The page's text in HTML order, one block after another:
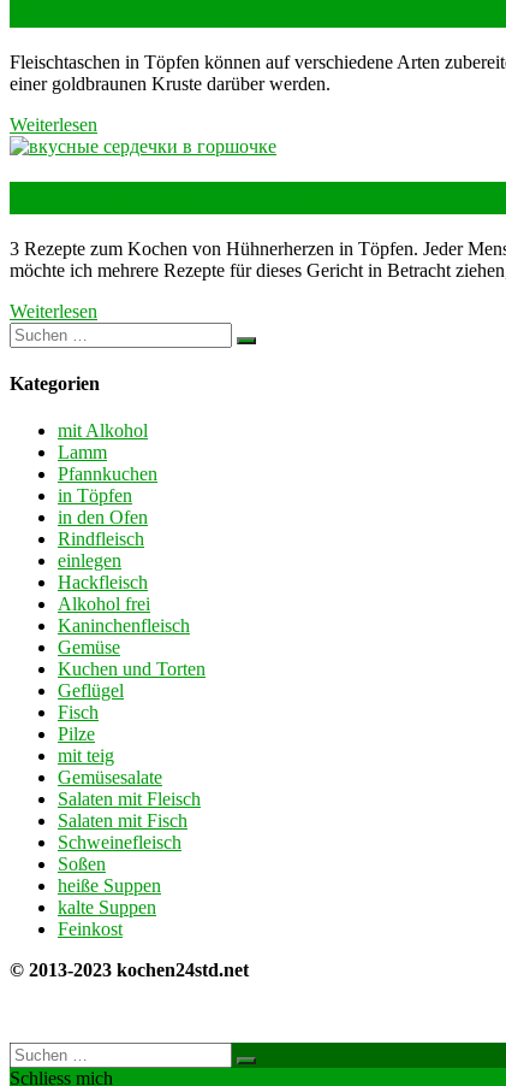
Fleischtaschen in Töpfen können auf verschiedene Arten
einer goldbraunen Kruste darüber werden.
Weiterlesen
3 Rezepte zum Kochen von Hühnerherzen in Töpfen. Jeder
möchte ich mehrere Rezepte für dieses Gericht in Betracht
Weiterlesen
Kategorien
mit Alkohol
Lamm
Pfannkuchen
in Töpfen
in den Ofen
Rindfleisch
einlegen
Hackfleisch
Alkohol frei
Kaninchenfleisch
Gemüse
Kuchen und Torten
Geflügel
Fisch
Pilze
mit teig
Gemüsesalate
Salaten mit Fleisch
Salaten mit Fisch
Schweinefleisch
Soßen
heiße Suppen
kalte Suppen
Feinkost
© 2013-2023 kochen24std.net
Schliess mich